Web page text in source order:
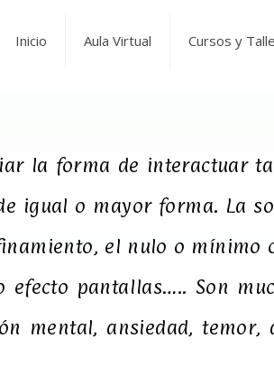
Inicio Aula Virtual Cursos y
la forma de interactuar
igual o mayor forma. La
el nulo o mínimo
pantallas….. Son
mental, ansiedad, temor,